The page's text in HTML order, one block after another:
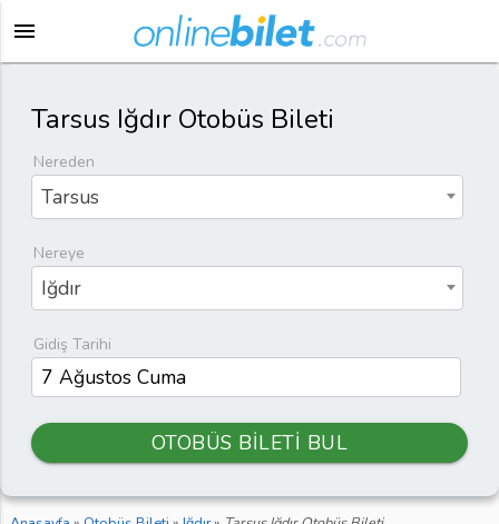
menu
Tarsus Iğdır Otobüs Bileti
Nereden
Tarsus
Nereye
Iğdır
Gidiş Tarihi
OTOBÜS BİLETİ BUL